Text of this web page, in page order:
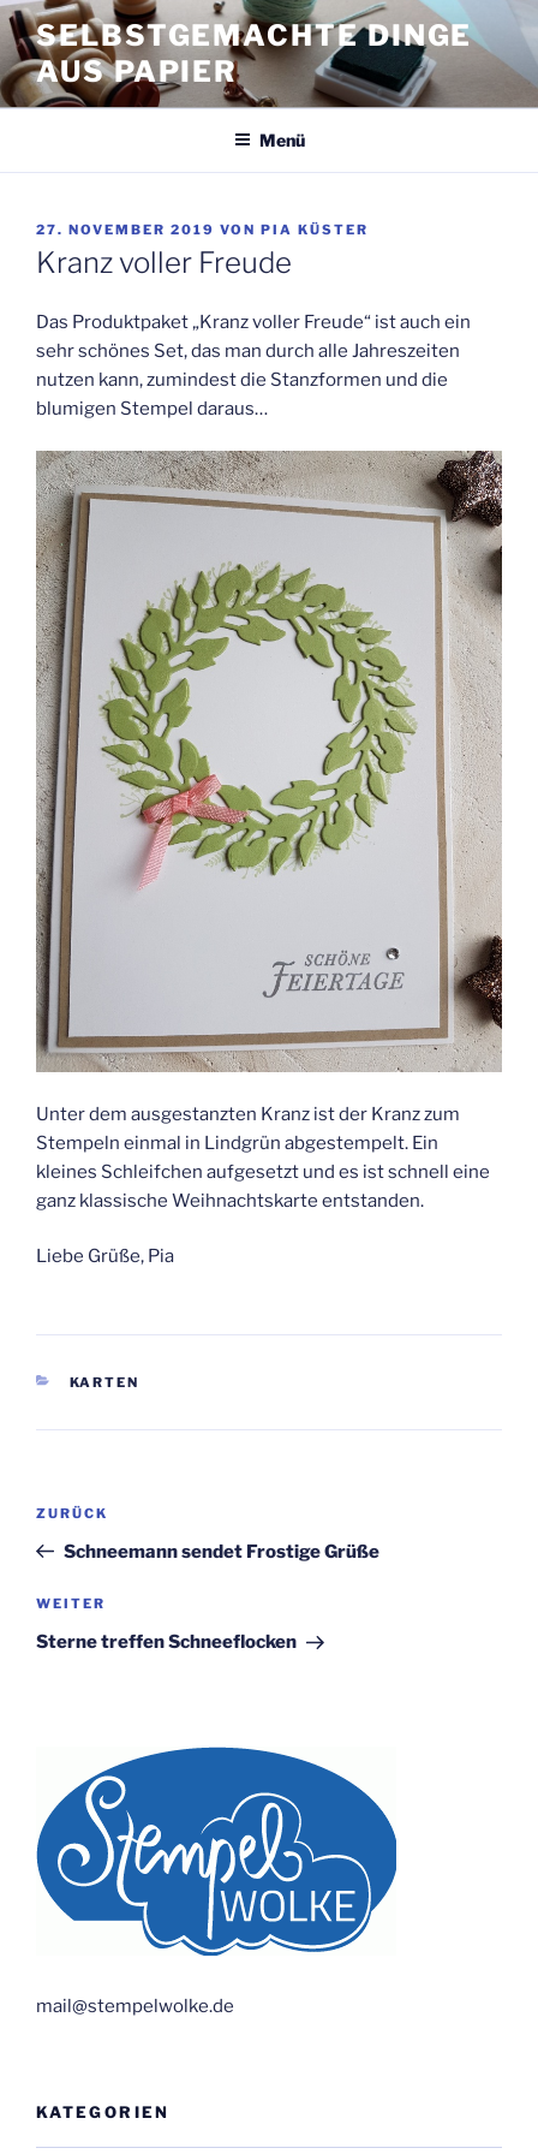
Zum
Inhalt
springen
SELBSTGEMACHTE DINGE
AUS PAPIER
Menü
VERÖFFENTLICHT
AM
27. NOVEMBER 2019 VON PIA KÜSTER
Kranz voller Freude
Das Produktpaket „Kranz voller Freude“ ist auch ein
sehr schönes Set, das man durch alle Jahreszeiten
nutzen kann, zumindest die Stanzformen und die
blumigen Stempel daraus…
Unter dem ausgestanzten Kranz ist der Kranz zum
Stempeln einmal in Lindgrün abgestempelt. Ein
kleines Schleifchen aufgesetzt und es ist schnell eine
ganz klassische Weihnachtskarte entstanden.
Liebe Grüße, Pia
KATEGORIEN
KARTEN
Beitragsnavigation
Vorheriger
Beitrag
ZURÜCK
Schneemann sendet Frostige Grüße
Nächster
Beitrag
WEITER
Sterne treffen Schneeflocken
mail@stempelwolke.de
KATEGORIEN